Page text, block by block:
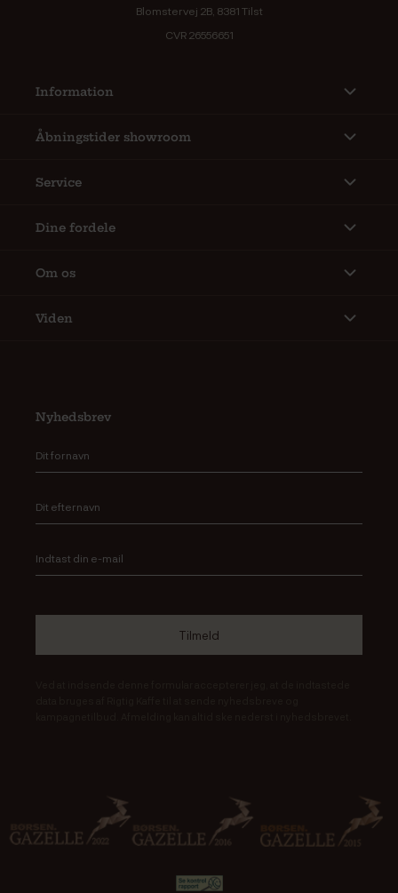
Blomstervej 2B, 8381 Tilst
CVR 26556651
Information
Åbningstider showroom
Service
Dine fordele
Om os
Viden
Nyhedsbrev